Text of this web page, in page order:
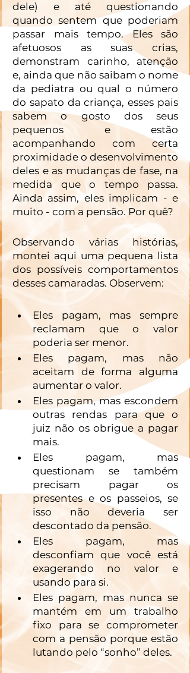
dele) e até questionando
quando sentem que poderiam
passar mais tempo. Eles são
afetuosos as suas crias,
demonstram carinho, atenção
e, ainda que não saibam o nome
da pediatra ou qual o número
do sapato da criança, esses pais
sabem o gosto dos seus
pequenos e estão
acompanhando com certa
proximidade o desenvolvimento
deles e as mudanças de fase, na
medida que o tempo passa.
Ainda assim, eles implicam - e
muito - com a pensão. Por quê?
Observando várias histórias,
montei aqui uma pequena lista
dos possíveis comportamentos
desses camaradas. Observem:
Eles pagam, mas sempre
reclamam que o valor
poderia ser menor.
Eles pagam, mas não
aceitam de forma alguma
aumentar o valor.
Eles pagam, mas escondem
outras rendas para que o
juiz não os obrigue a pagar
mais.
Eles pagam, mas
questionam se também
precisam pagar os
presentes e os passeios, se
isso não deveria ser
descontado da pensão.
Eles pagam, mas
desconfiam que você está
exagerando no valor e
usando para si.
Eles pagam, mas nunca se
mantém em um trabalho
fixo para se comprometer
com a pensão porque estão
lutando pelo “sonho” deles.